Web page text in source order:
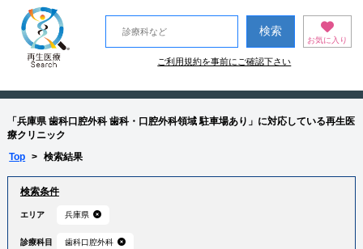
お気に入り
ご利用規約を事前にご確認下さい
「兵庫県 歯科口腔外科 歯科・口腔外科領域 駐車場あり」に対応している再生医
療クリニック
Top > 検索結果
検索条件
エリア 兵庫県
診療科目 歯科口腔外科